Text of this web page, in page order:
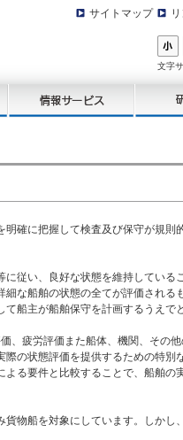
サイトマップ
文字
確に把握して検査及び保守が規則
従い、良好な状態を維持している
な船舶の状態の全てが評価される
船主が船舶保守を計画するうえで
、疲労評価また船体、機関、その
の状態評価を提供するための特別
る要件と比較することで、船舶の
物船を対象にしています。しかし